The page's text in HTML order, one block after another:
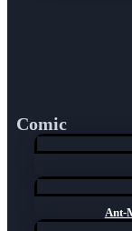
Comic
Ant-